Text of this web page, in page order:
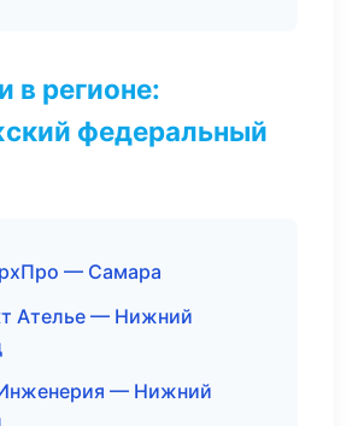
в регионе:
федеральный
— Самара
Ателье — Нижний
— Нижний